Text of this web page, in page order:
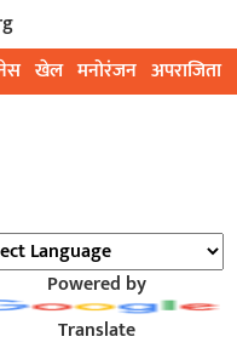
खेल मनोरंजन अपराजिता
Powered by
Translate